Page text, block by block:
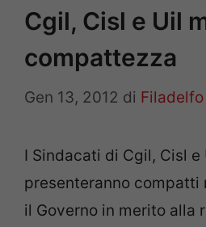
Cgil, Cisl e Uil
compattezza
Gen 13, 2012 di
I Sindacati di Cgil, Cisl e
presenteranno compatti
il Governo in merito alla